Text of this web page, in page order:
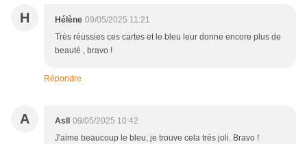
H Hélène 09/05/2025 11:21
Très réussies ces cartes et le bleu leur donne encore plus de
beauté , bravo !
Répondre
A Asll
09/05/2025 10:42
J'aime beaucoup le bleu, je trouve cela très joli. Bravo !